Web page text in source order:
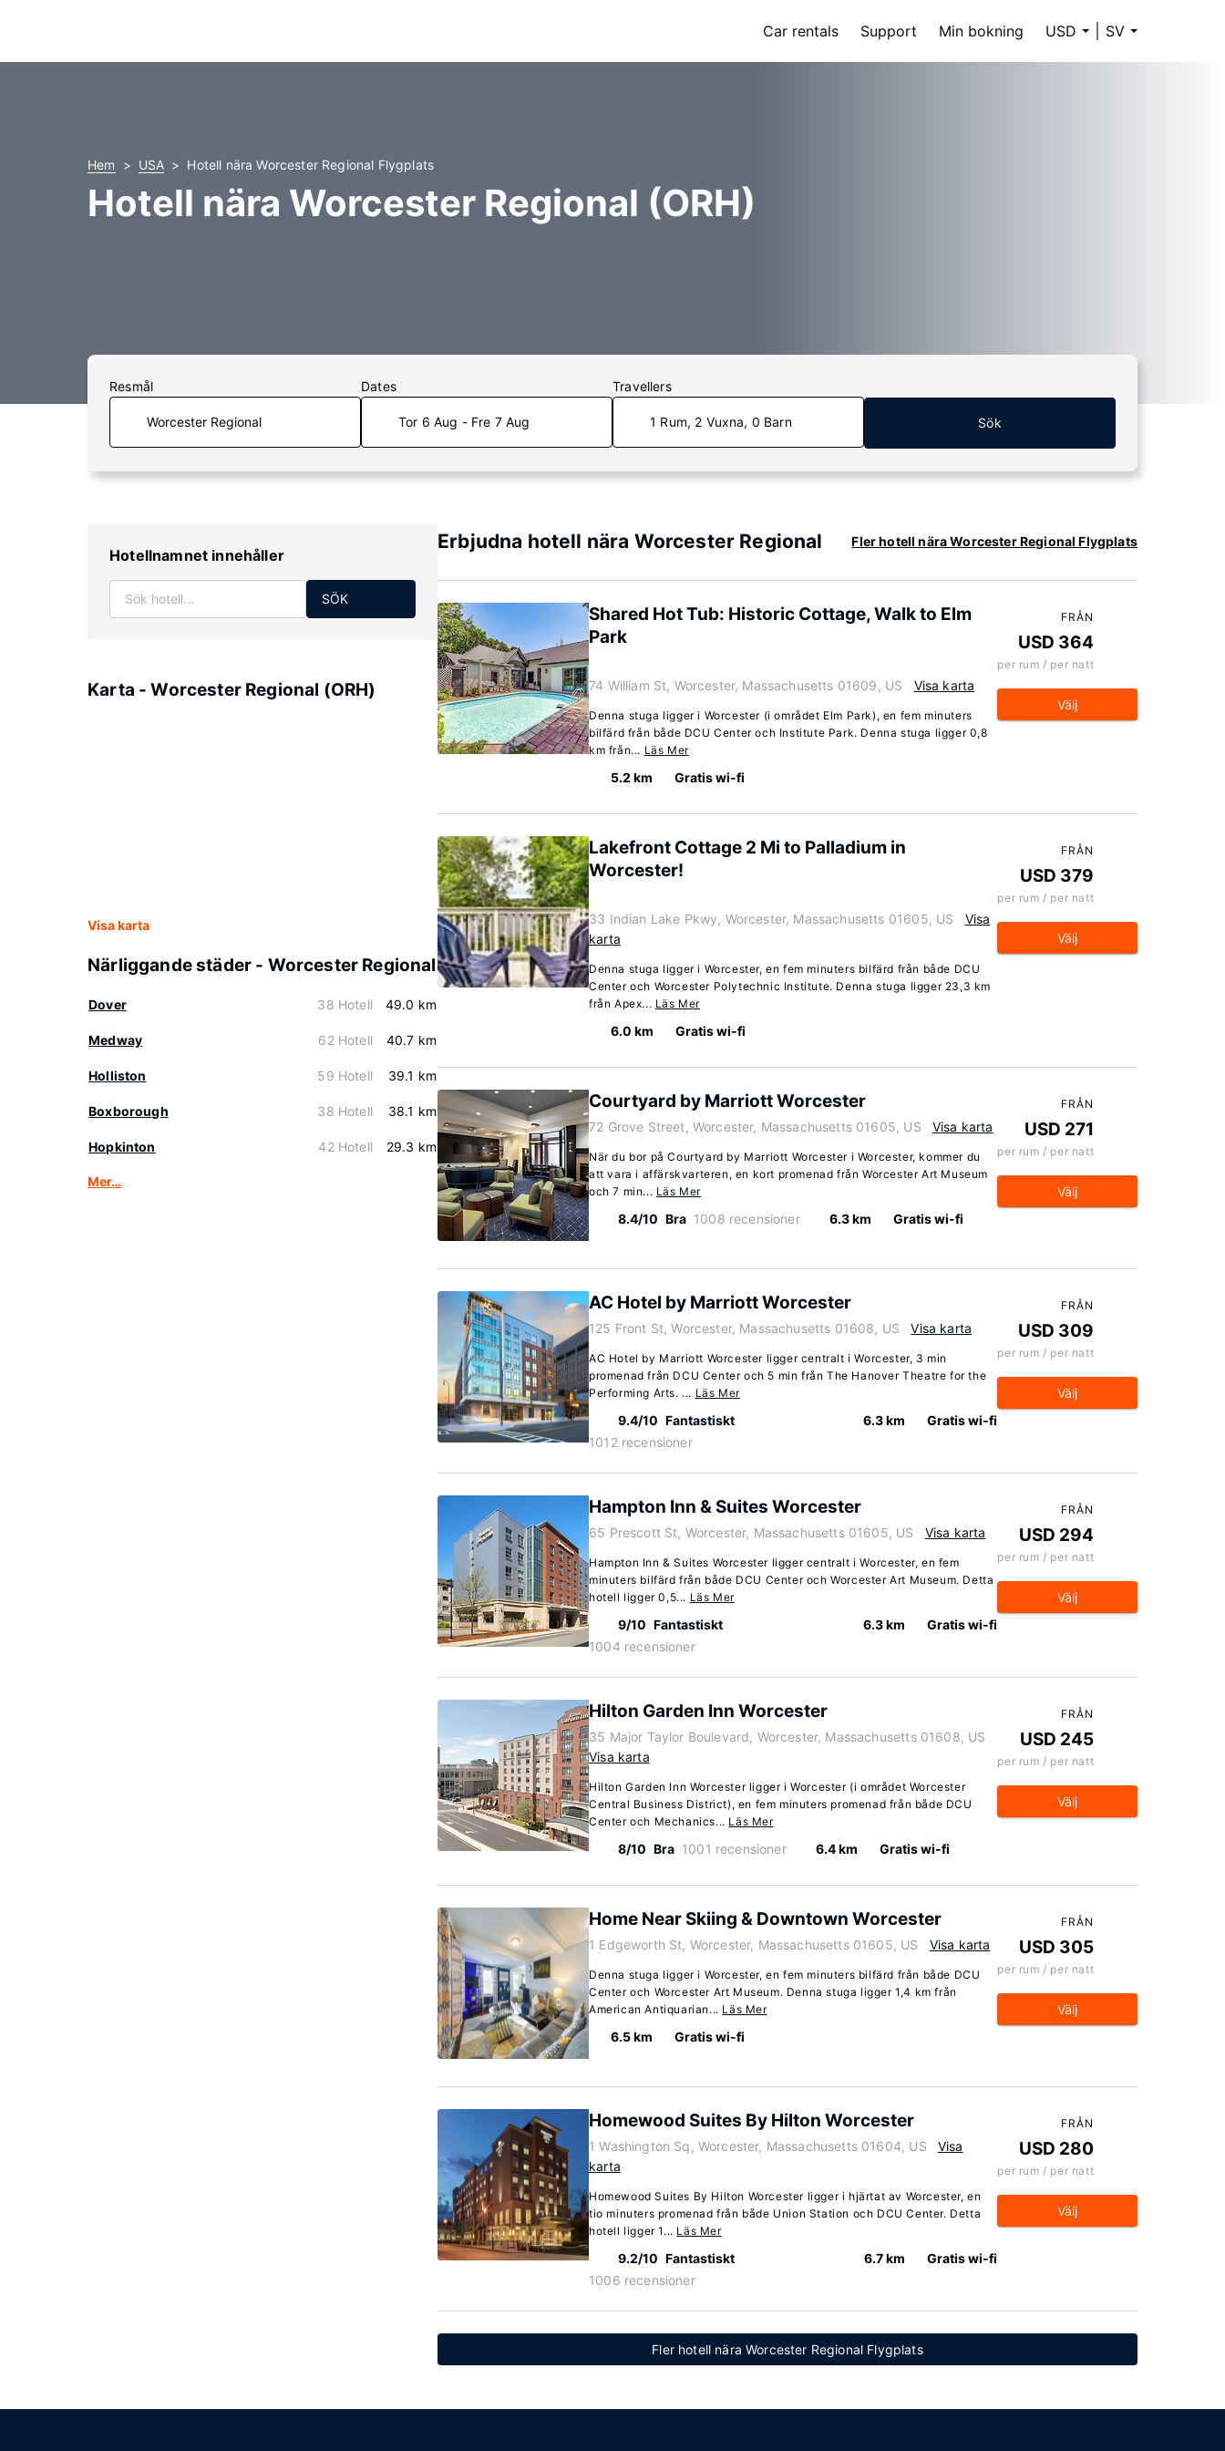
Car rentals Support Min bokning USD SV
Hem USA Hotell nära Worcester Regional Flygplats
Hotell nära Worcester Regional (ORH)
Resmål Dates
Tor 6 Aug - Fre 7 Aug
Travellers
1 Rum, 2 Vuxna, 0 Barn Sök
Hotellnamnet innehåller
SÖK
Karta - Worcester Regional (ORH)
Visa karta
Närliggande städer - Worcester Regional
Dover 38 Hotell 49.0 km
Medway 62 Hotell 40.7 km
Holliston 59 Hotell 39.1 km
Boxborough 38 Hotell 38.1 km
Hopkinton 42 Hotell 29.3 km
Mer…
Erbjudna hotell nära Worcester Regional Fler hotell nära Worcester Regional Flygplats
Shared Hot Tub: Historic Cottage, Walk to Elm
Park
74 William St, Worcester, Massachusetts 01609, US Visa karta
Denna stuga ligger i Worcester (i området Elm Park), en fem minuters
bilfärd från både DCU Center och Institute Park. Denna stuga ligger 0,8
km från... Läs Mer
5.2 km Gratis wi-fi
FRÅN
USD 364
per rum / per natt
Välj
Lakefront Cottage 2 Mi to Palladium in
Worcester!
33 Indian Lake Pkwy, Worcester, Massachusetts 01605, US
Visa
karta
Denna stuga ligger i Worcester, en fem minuters bilfärd från både DCU
Center och Worcester Polytechnic Institute. Denna stuga ligger 23,3 km
från Apex... Läs Mer
6.0 km Gratis wi-fi
FRÅN
USD 379
per rum / per natt
Välj
Courtyard by Marriott Worcester
72 Grove Street, Worcester, Massachusetts 01605, US Visa karta
När du bor på Courtyard by Marriott Worcester i Worcester, kommer du
att vara i affärskvarteren, en kort promenad från Worcester Art Museum
och 7 min... Läs Mer
8.4/10 Bra 1008 recensioner 6.3 km Gratis wi-fi
FRÅN
USD 271
per rum / per natt
Välj
AC Hotel by Marriott Worcester
125 Front St, Worcester, Massachusetts 01608, US Visa karta
AC Hotel by Marriott Worcester ligger centralt i Worcester, 3 min
promenad från DCU Center och 5 min från The Hanover Theatre for the
Performing Arts. ... Läs Mer
9.4/10 Fantastiskt
1012 recensioner
6.3 km Gratis wi-fi
FRÅN
USD 309
per rum / per natt
Välj
Hampton Inn & Suites Worcester
65 Prescott St, Worcester, Massachusetts 01605, US Visa karta
Hampton Inn & Suites Worcester ligger centralt i Worcester, en fem
minuters bilfärd från både DCU Center och Worcester Art Museum. Detta
hotell ligger 0,5... Läs Mer
9/10 Fantastiskt
1004 recensioner
6.3 km Gratis wi-fi
FRÅN
USD 294
per rum / per natt
Välj
Hilton Garden Inn Worcester
35 Major Taylor Boulevard, Worcester, Massachusetts 01608, US
Visa karta
Hilton Garden Inn Worcester ligger i Worcester (i området Worcester
Central Business District), en fem minuters promenad från både DCU
Center och Mechanics... Läs Mer
8/10 Bra 1001 recensioner 6.4 km Gratis wi-fi
FRÅN
USD 245
per rum / per natt
Välj
Home Near Skiing & Downtown Worcester
1 Edgeworth St, Worcester, Massachusetts 01605, US Visa karta
Denna stuga ligger i Worcester, en fem minuters bilfärd från både DCU
Center och Worcester Art Museum. Denna stuga ligger 1,4 km från
American Antiquarian... Läs Mer
6.5 km Gratis wi-fi
FRÅN
USD 305
per rum / per natt
Välj
Homewood Suites By Hilton Worcester
1 Washington Sq, Worcester, Massachusetts 01604, US
Visa
karta
Homewood Suites By Hilton Worcester ligger i hjärtat av Worcester, en
tio minuters promenad från både Union Station och DCU Center. Detta
hotell ligger 1... Läs Mer
9.2/10 Fantastiskt
1006 recensioner
6.7 km Gratis wi-fi
FRÅN
USD 280
per rum / per natt
Välj
Fler hotell nära Worcester Regional Flygplats